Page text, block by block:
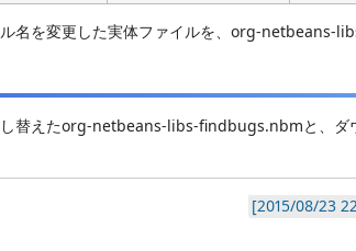
名を変更した実体ファイルを、org-netbeans-
し替えたorg-netbeans-libs-findbugs.nbmと、